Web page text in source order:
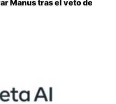
Manus tras el veto de